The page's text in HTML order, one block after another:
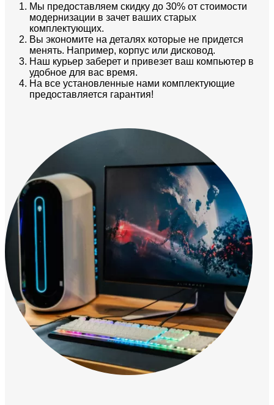
Мы предоставляем скидку до 30% от стоимости
модернизации в зачет ваших старых
комплектующих.
Вы экономите на деталях которые не придется
менять. Например, корпус или дисковод.
Наш курьер заберет и привезет ваш компьютер в
удобное для вас время.
На все установленные нами комплектующие
предоставляется гарантия!